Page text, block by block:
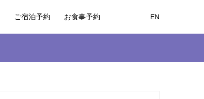
ご宿泊予約 お食事予約 EN